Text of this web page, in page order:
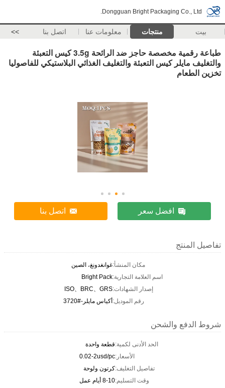
Dongguan Bright Packaging Co., Ltd.
بيت منتجات معلومات عنا اتصل بنا >>
طباعة رقمية مخصصة حاجز ضد الرائحة 3.5g كيس التعبئة
والتغليف مايلر كيس التعبئة والتغليف الغذائي البلاستيكي للفاصوليا
تخزين الطعام
افضل سعر اتصل بنا
تفاصيل المنتج
مكان المنشأ:غوانغدونغ، الصين
اسم العلامة التجارية:Bright Pack
إصدار الشهادات:ISO、BRC、GRS
رقم الموديل:أكياس مايلر-#3720
شروط الدفع والشحن
الحد الأدنى لكمية:قطعة واحدة
الأسعار:0.02-2usd/pc
تفاصيل التغليف:كرتون ولوحة
وقت التسليم:8-10 أيام عمل